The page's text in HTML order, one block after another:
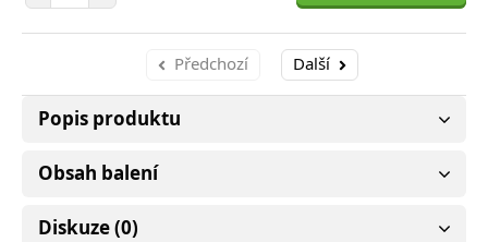
Předchozí Další
Popis produktu
Obsah balení
Diskuze (0)